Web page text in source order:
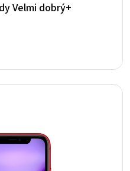
Velmi dobrý+